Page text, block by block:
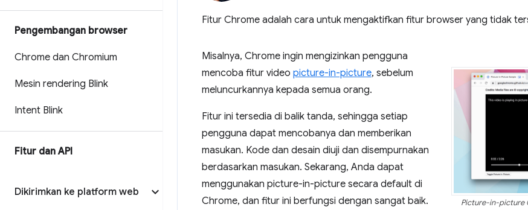
Pengembangan browser
Chrome dan Chromium
Mesin rendering Blink
Intent Blink
Fitur dan API
Dikirimkan ke platform web
Fitur Chrome adalah cara untuk mengaktifkan fitur browser yang tidak
Picture-in-picture
Misalnya, Chrome ingin mengizinkan pengguna
mencoba fitur video picture-in-picture, sebelum
meluncurkannya kepada semua orang.
Fitur ini tersedia di balik tanda, sehingga setiap
pengguna dapat mencobanya dan memberikan
masukan. Kode dan desain diuji dan disempurnakan
berdasarkan masukan. Sekarang, Anda dapat
menggunakan picture-in-picture secara default di
Chrome, dan fitur ini berfungsi dengan sangat baik.